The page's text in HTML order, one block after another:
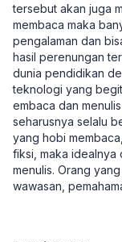
tersebut akan juga
membaca maka
pengalaman dan
hasil perenungan
dunia pendidikan
teknologi yang
embaca dan
seharusnya selalu
yang hobi
fiksi, maka idealnya
menulis. Orang
wawasan,